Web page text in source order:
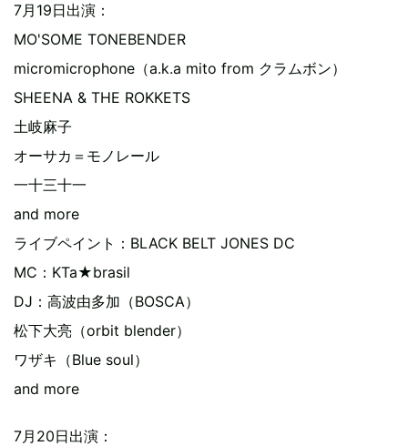
7月19日出演：
MO'SOME TONEBENDER
micromicrophone（a.k.a mito from クラムボン）
SHEENA & THE ROKKETS
土岐麻子
オーサカ＝モノレール
一十三十一
and more
ライブペイント：BLACK BELT JONES DC
MC：KTa★brasil
DJ：高波由多加（BOSCA）
松下大亮（orbit blender）
ワザキ（Blue soul）
and more
7月20日出演：